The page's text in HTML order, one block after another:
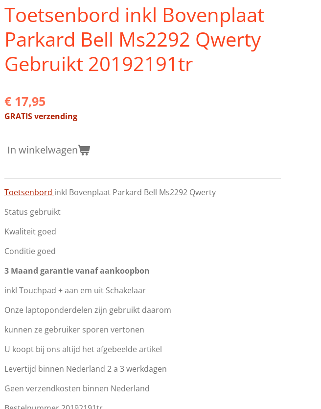
Toetsenbord inkl Bovenplaat
Parkard Bell Ms2292 Qwerty
Gebruikt 20192191tr
€ 17,95
GRATIS verzending
In winkelwagen
Toetsenbord inkl Bovenplaat Parkard Bell Ms2292 Qwerty
Status gebruikt
Kwaliteit goed
Conditie goed
3 Maand garantie vanaf aankoopbon
inkl Touchpad + aan em uit Schakelaar
Onze laptoponderdelen zijn gebruikt daarom
kunnen ze gebruiker sporen vertonen
U koopt bij ons altijd het afgebeelde artikel
Levertijd binnen Nederland 2 a 3 werkdagen
Geen verzendkosten binnen Nederland